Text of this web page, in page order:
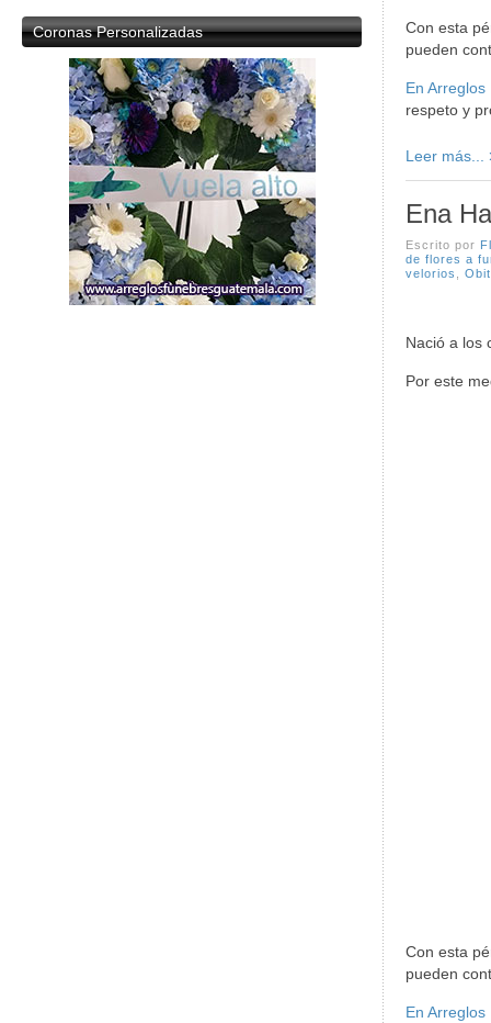
Con esta
pueden
En
respeto y
Leer más...
Ena
Escrito por
de flores a
velorios
Nació a los
Por este
Con esta
pueden
En
CoronasPersonalizadas